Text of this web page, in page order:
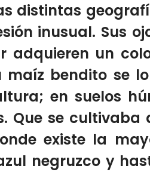
distintas
inusual. Sus
adquieren un
maíz bendito se
en suelos
. Que se cultivaba
existe la
negruzco y